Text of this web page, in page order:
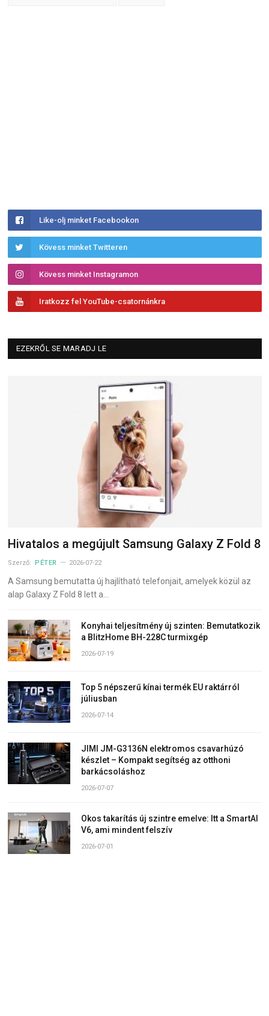
Like-olj minket Facebookon
Kövess minket Twitteren
Kövess minket Instagramon
Iratkozz fel YouTube-csatornánkra
EZEKRŐL SE MARADJ LE
Hivatalos a megújult Samsung Galaxy Z Fold 8
Szerző: PÉTER 2026-07-22
A Samsung bemutatta új hajlítható telefonjait, amelyek közül az
alap Galaxy Z Fold 8 lett a…
Konyhai teljesítmény új szinten: Bemutatkozik
a BlitzHome BH-228C turmixgép
2026-07-19
Top 5 népszerű kínai termék EU raktárról
júliusban
2026-07-14
JIMI JM-G3136N elektromos csavarhúzó
készlet – Kompakt segítség az otthoni
barkácsoláshoz
2026-07-07
Okos takarítás új szintre emelve: Itt a SmartAI
V6, ami mindent felszív
2026-07-01